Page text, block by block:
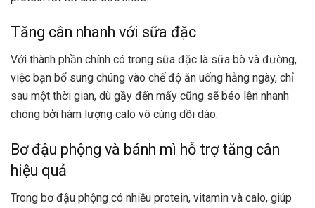
Tăng cân nhanh với sữa đặc
Với thành phần chính có trong sữa đặc là sữa bò và đường,
việc bạn bổ sung chúng vào chế độ ăn uống hằng ngày, chỉ
sau một thời gian, dù gầy đến mấy cũng sẽ béo lên nhanh
chóng bởi hàm lượng calo vô cùng dồi dào.
Bơ đậu phộng và bánh mì hỗ trợ tăng cân
hiệu quả
Trong bơ đậu phộng có nhiều protein, vitamin và calo, giúp